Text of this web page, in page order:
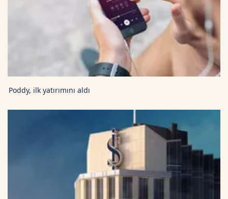
Poddy, ilk yatırımını aldı